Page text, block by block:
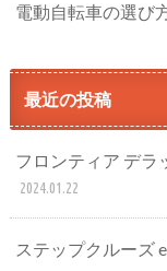
電動自転車の選び
最近の投稿
フロンティア デラ
2024.01.22
ステップクルーズ